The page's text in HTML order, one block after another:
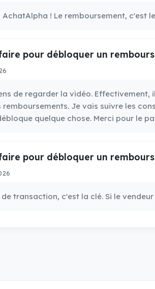
AchatAlpha ! Le remboursement, c'est
pour débloquer un
de regarder la vidéo.
Je vais suivre les
quelque chose. Merci pour le
pour débloquer un
de transaction, c'est la clé. Si le